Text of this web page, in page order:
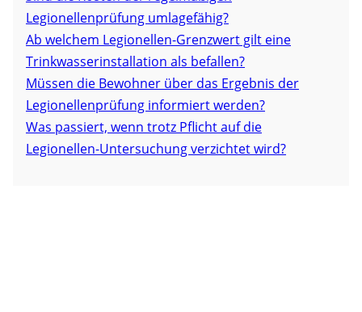
Legionellenprüfung umlagefähig?
Ab welchem Legionellen-Grenzwert gilt eine
Trinkwasserinstallation als befallen?
Müssen die Bewohner über das Ergebnis der
Legionellenprüfung informiert werden?
Was passiert, wenn trotz Pflicht auf die
Legionellen-Untersuchung verzichtet wird?